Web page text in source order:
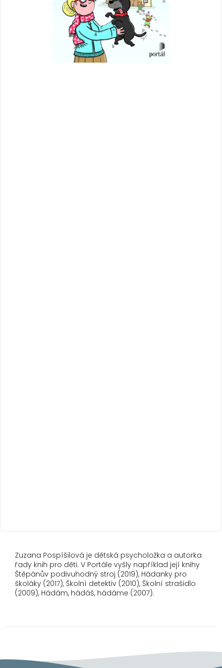
Zuzana Pospíšilová je dětská psycholožka a autorka
řady knih pro děti. V Portále vyšly například její knihy
Štěpánův podivuhodný stroj (2019), Hádanky pro
školáky (2017), Školní detektiv (2010), Školní strašidlo
(2009), Hádám, hádáš, hádáme (2007).